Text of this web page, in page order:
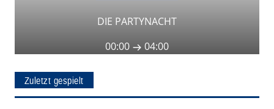
DIE PARTYNACHT
00:00
04:00
Zuletzt gespielt